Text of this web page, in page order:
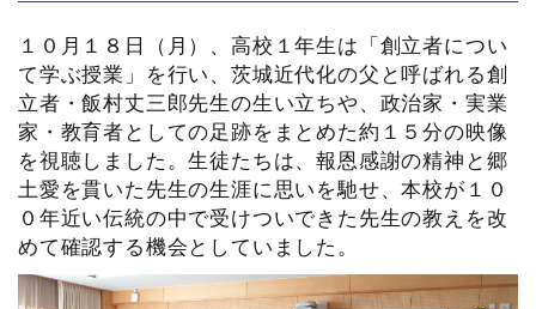
１０月１８日（月）、高校１年生は「創立者につい
て学ぶ授業」を行い、茨城近代化の父と呼ばれる創
立者・飯村丈三郎先生の生い立ちや、政治家・実業
家・教育者としての足跡をまとめた約１５分の映像
を視聴しました。生徒たちは、報恩感謝の精神と郷
土愛を貫いた先生の生涯に思いを馳せ、本校が１０
０年近い伝統の中で受けついできた先生の教えを改
めて確認する機会としていました。